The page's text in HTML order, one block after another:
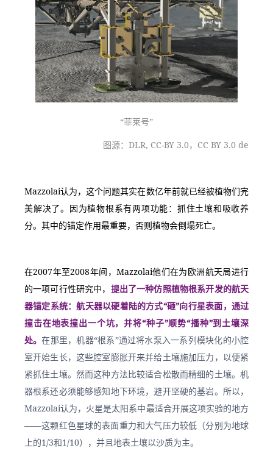
“菲莱号”
图源：DLR, CC-BY 3.0，CC BY 3.0 de
Mazzolai认为，这个问题其实在数亿年前就已经被植物们完
美解决了。因为植物根系有两项功能：抓住土壤和吸收养
分。其中的锚定作用最重要，否则植物会倒塌死亡。
在2007年至2008年间，Mazzolai他们在为欧洲航天局进行
的一项可行性研究中， 提出了一种仿照植物根系开发的航天
器锚定系统：航天器以硬着陆的方式“砸”向行星表面，通过
撞击在地表撞出一个坑，并将“种子”顺势“播种”到土壤深
处。在那里，机器“根系”通过将水泵入一系列模块化的小腔
室开始生长，这些腔室膨胀开来并给土壤施加压力，以便紧
紧抓住土壤。然而这种方法比较适合松散而精细的土壤。机
器根系还必须能够感知地下环境，避开坚硬的基岩。所以，
Mazzolai认为，火星是太阳系中最适合开展这项实验的地方
——这颗红色星球的表面重力和大气压力较低（分别为地球
上的1/3和1/10），并且地表土壤以沙质为主。